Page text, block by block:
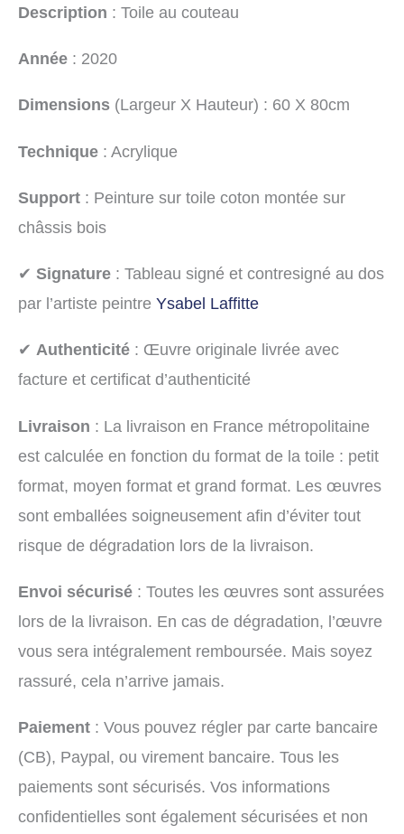
Description : Toile au couteau
Année : 2020
Dimensions (Largeur X Hauteur) : 60 X 80cm
Technique : Acrylique
Support : Peinture sur toile coton montée sur
châssis bois
✔ Signature : Tableau signé et contresigné au dos
par l’artiste peintre Ysabel Laffitte
✔ Authenticité : Œuvre originale livrée avec
facture et certificat d’authenticité
Livraison : La livraison en France métropolitaine
est calculée en fonction du format de la toile : petit
format, moyen format et grand format. Les œuvres
sont emballées soigneusement afin d’éviter tout
risque de dégradation lors de la livraison.
Envoi sécurisé : Toutes les œuvres sont assurées
lors de la livraison. En cas de dégradation, l’œuvre
vous sera intégralement remboursée. Mais soyez
rassuré, cela n’arrive jamais.
Paiement : Vous pouvez régler par carte bancaire
(CB), Paypal, ou virement bancaire. Tous les
paiements sont sécurisés. Vos informations
confidentielles sont également sécurisées et non